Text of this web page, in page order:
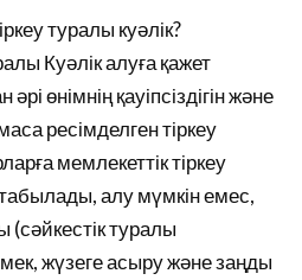
туралы куәлік?
Куәлік алуға қажет
өнімнің қауіпсіздігін және
ресімделген тіркеу
мемлекеттік тіркеу
табылады, алу мүмкін емес,
(сәйкестік туралы
жүзеге асыру және заңды